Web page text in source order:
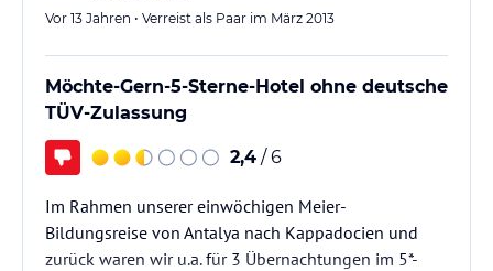
Vor 13 Jahren • Verreist als Paar im März 2013
Möchte-Gern-5-Sterne-Hotel ohne deutsche
TÜV-Zulassung
2,4 / 6
Im Rahmen unserer einwöchigen Meier-
Bildungsreise von Antalya nach Kappadocien und
zurück waren wir u.a. für 3 Übernachtungen im 5*-